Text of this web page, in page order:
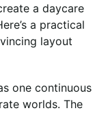
a daycare
a practical
layout
one continuous
worlds. The